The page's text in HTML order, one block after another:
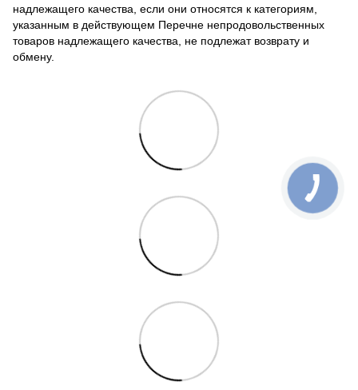
надлежащего качества, если они относятся к категориям,
указанным в действующем Перечне непродовольственных
товаров надлежащего качества, не подлежат возврату и
обмену.